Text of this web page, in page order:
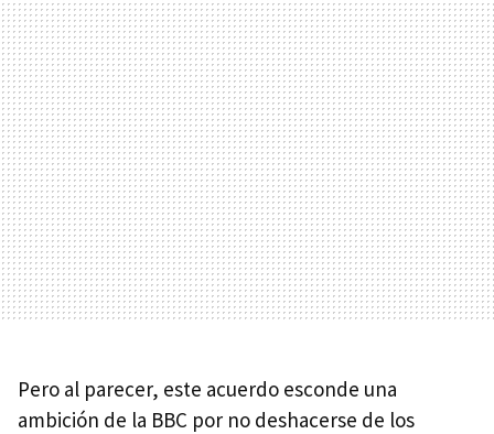
Pero al parecer, este acuerdo esconde una
ambición de la BBC por no deshacerse de los